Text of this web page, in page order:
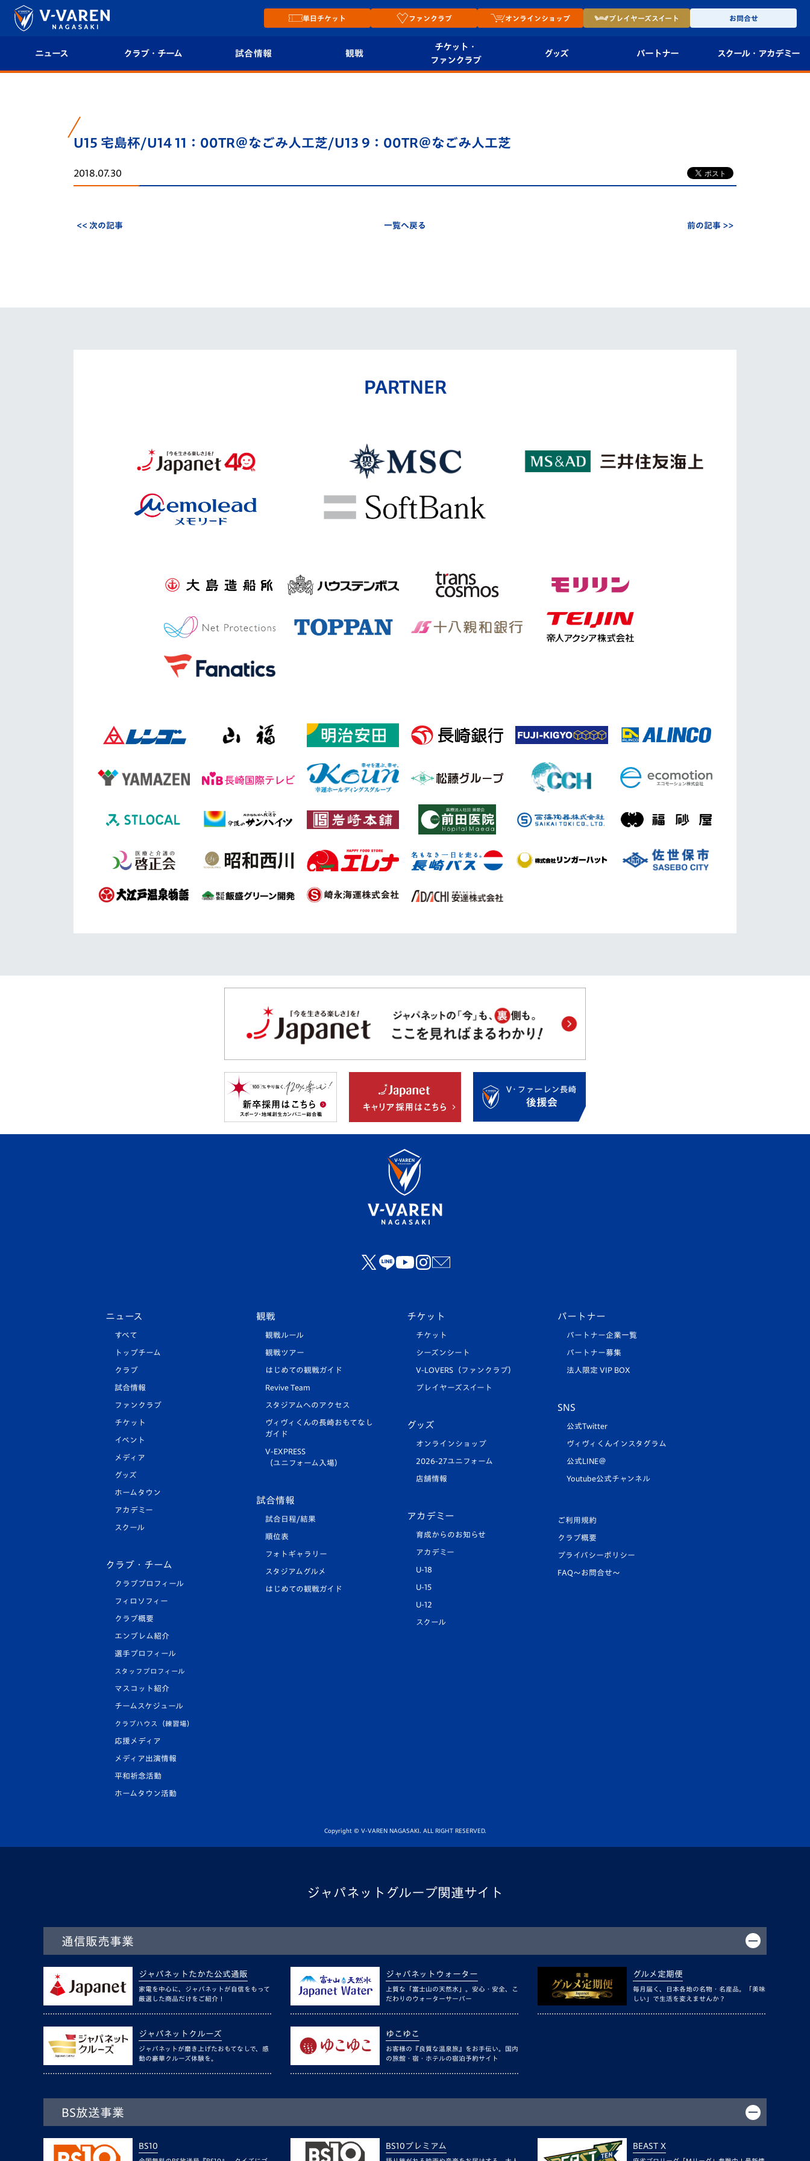
単日チケット ファンクラブ オンラインショップ プレイヤーズスイート お問合せ
ニュース クラブ・チーム
クラブ概要
エンブレム紹介
試合情報
順位表
観戦
チケット・
ファンクラブ
プレイヤーズスイート
グッズ パートナー スクール・ アカデミー
U-12
U15 宅島杯/U14 11：00TR＠なごみ人工芝/U13 9：00TR＠なごみ人工芝
2018.07.30
<< 次の記事 一覧へ戻る 前の記事 >>
PARTNER
ニュース
すべて
トップチーム
クラブ
試合情報
ファンクラブ
チケット
イベント
メディア
グッズ
ホームタウン
アカデミー
スクール
クラブ・チーム
クラブプロフィール
フィロソフィー
クラブ概要
エンブレム紹介
選手プロフィール
スタッフプロフィール
マスコット紹介
チームスケジュール
クラブハウス（練習場）
応援メディア
メディア出演情報
平和祈念活動
ホームタウン活動
観戦
観戦ルール
観戦ツアー
はじめての観戦ガイド
Revive Team
スタジアムへのアクセス
ヴィヴィくんの長崎おもてなし
ガイド
V-EXPRESS
（ユニフォーム入場）
試合情報
試合日程/結果
順位表
フォトギャラリー
スタジアムグルメ
はじめての観戦ガイド
チケット
チケット
シーズンシート
V-LOVERS（ファンクラブ）
プレイヤーズスイート
グッズ
オンラインショップ
2026-27ユニフォーム
店舗情報
アカデミー
育成からのお知らせ
アカデミー
U-18
U-15
U-12
スクール
パートナー
パートナー企業一覧
パートナー募集
法人限定 VIP BOX
SNS
公式Twitter
ヴィヴィくんインスタグラム
公式LINE＠
Youtube公式チャンネル
ご利用規約
クラブ概要
プライバシーポリシー
FAQ〜お問合せ〜
Copyright © V-VAREN NAGASAKI. ALL RIGHT RESERVED.
ジャパネットグループ関連サイト
通信販売事業
ジャパネットたかた公式通販
家電を中心に、ジャパネットが自信をもって
厳選した商品だけをご紹介！
ジャパネットウォーター
上質な「富士山の天然水」。安心・安全、こ
だわりのウォーターサーバー
グルメ定期便
毎月届く、日本各地の名物・名産品。「美味
しい」で生活を変えませんか？
ジャパネットクルーズ
ジャパネットが磨き上げたおもてなしで、感
動の豪華クルーズ体験を。
ゆこゆこ
お客様の『良質な温泉旅』をお手伝い。国内
の旅館・宿・ホテルの宿泊予約サイト
BS放送事業
BS10 BS10プレミアム BEAST X